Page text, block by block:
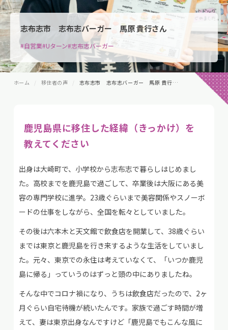
志布志市 志布志バーガー 馬原 貴行さん
#自営業#Uターン#志布志バーガー
ホーム 移住者の声 志布志市 志布志バーガー 馬原 貴行さん
鹿児島県に移住した経緯（きっかけ）を
教えてください
出身は大崎町で、小学校から志布志で暮らしはじめまし
た。高校までを鹿児島で過ごして、卒業後は大阪にある美
容の専門学校に進学。23歳ぐらいまで美容関係やスノーボ
ードの仕事をしながら、全国を転々としていました。
その後は六本木と天文館で飲食店を開業して、38歳ぐらい
までは東京と鹿児島を行き来するような生活をしていまし
た。元々、東京での永住は考えていなくて、「いつか鹿児
島に帰る」っていうのはずっと頭の中にありましたね。
そんな中でコロナ禍になり、うちは飲食店だったので、2ヶ
月ぐらい自宅待機が続いたんです。家族で過ごす時間が増
えて、妻は東京出身なんですけど「鹿児島でもこんな風に